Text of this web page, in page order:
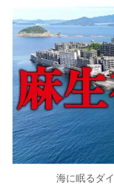
海に眠るダ